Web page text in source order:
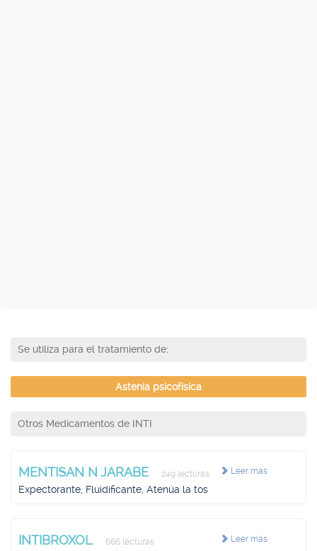
Se utiliza para el tratamiento de:
Astenia psicofísica
Otros Medicamentos de INTI
Leer más
MENTISAN N JARABE 249 lecturas
Expectorante, Fluidificante, Atenúa la tos
Leer más
INTIBROXOL 666 lecturas